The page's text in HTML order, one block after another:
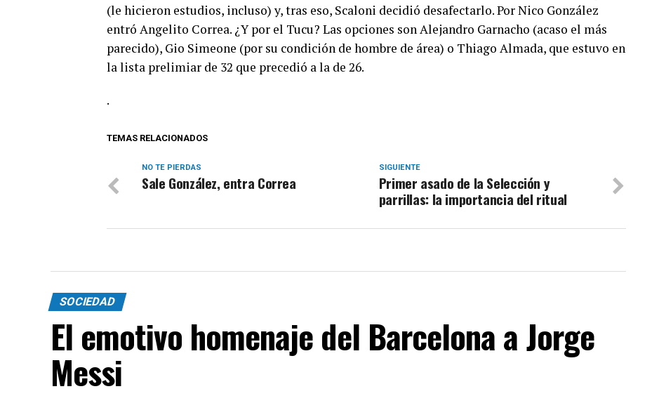
(le hicieron estudios, incluso) y, tras eso, Scaloni decidió desafectarlo. Por Nico González
entró Angelito Correa. ¿Y por el Tucu? Las opciones son Alejandro Garnacho (acaso el más
parecido), Gio Simeone (por su condición de hombre de área) o Thiago Almada, que estuvo en
la lista prelimiar de 32 que precedió a la de 26.
.
TEMAS RELACIONADOS
SIGUIENTE
Primer asado de la Selección y
parrillas: la importancia del ritual
NO TE PIERDAS
Sale González, entra Correa
SOCIEDAD
El emotivo homenaje del Barcelona a Jorge
Messi